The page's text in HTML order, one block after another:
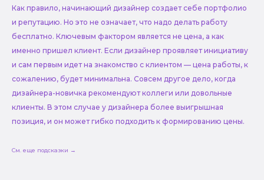
Как правило, начинающий дизайнер создает себе портфолио
и репутацию. Но это не означает, что надо делать работу
бесплатно. Ключевым фактором является не цена, а как
именно пришел клиент. Если дизайнер проявляет инициативу
и сам первым идет на знакомство с клиентом — цена работы, к
сожалению, будет минимальна. Совсем другое дело, когда
дизайнера-новичка рекомендуют коллеги или довольные
клиенты. В этом случае у дизайнера более выигрышная
позиция, и он может гибко подходить к формированию цены.
См. еще подсказки →